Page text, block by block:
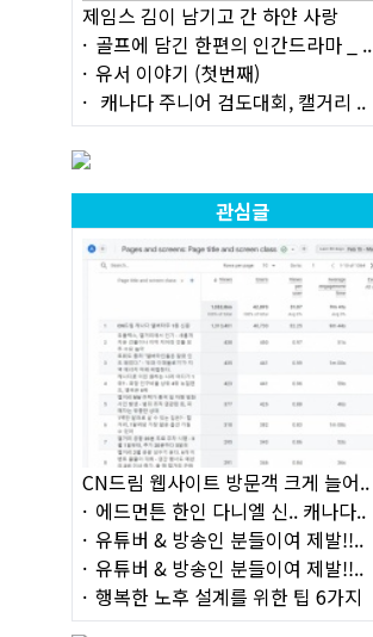
제임스 김이 남기고 간 하얀 사랑
골프에 담긴 한편의 인간드라마 _ ..
유서 이야기 (첫번째)
캐나다 주니어 검도대회, 캘거리 ..
관심글
CN드림 웹사이트 방문객 크게 늘어..
에드먼튼 한인 다니엘 신.. 캐나다..
유튜버 & 방송인 분들이여 제발!!..
유튜버 & 방송인 분들이여 제발!!..
행복한 노후 설계를 위한 팁 6가지